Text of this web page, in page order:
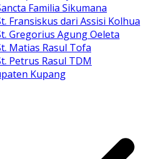
Familia Sikumana
Fransiskus dari Assisi Kolhua
Gregorius Agung Oeleta
Matias Rasul Tofa
Petrus Rasul TDM
Kupang